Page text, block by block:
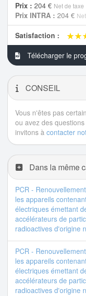
Prix : 204 € Net de taxe
Prix INTRA : 204 €
Satisfaction :
Télécharger le
CONSEIL
Vous n'êtes pas
ou avez des
invitons à contacter
Dans la même
PCR -
les appareils
électriques émettant
accélérateurs de
radioactives d'origine
PCR -
les appareils
électriques émettant
accélérateurs de
radioactives d'origine